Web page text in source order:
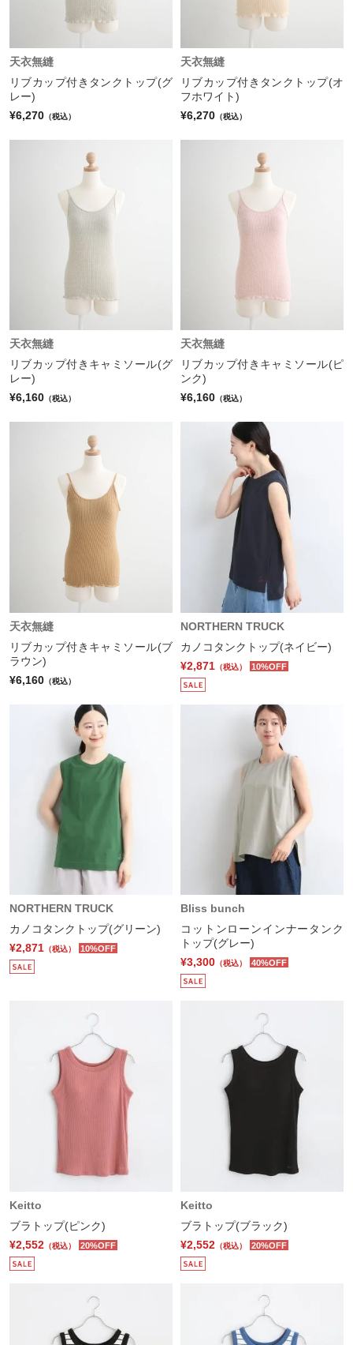
天衣無縫
リブカップ付きタンクトップ(グ
レー)
¥6,270 （税込）
天衣無縫
リブカップ付きタンクトップ(オ
フホワイト)
¥6,270 （税込）
天衣無縫
リブカップ付きキャミソール(グ
レー)
¥6,160 （税込）
天衣無縫
リブカップ付きキャミソール(ピ
ンク)
¥6,160 （税込）
天衣無縫
リブカップ付きキャミソール(ブ
ラウン)
¥6,160 （税込）
NORTHERN TRUCK
カノコタンクトップ(ネイビー)
¥2,871 （税込） 10%OFF
NORTHERN TRUCK
カノコタンクトップ(グリーン)
¥2,871 （税込） 10%OFF
Bliss bunch
コットンローンインナータンク
トップ(グレー)
¥3,300 （税込） 40%OFF
Keitto
ブラトップ(ピンク)
¥2,552 （税込） 20%OFF
Keitto
ブラトップ(ブラック)
¥2,552 （税込） 20%OFF